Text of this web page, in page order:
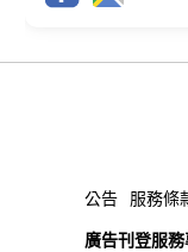
公告 服務條
廣告刊登服